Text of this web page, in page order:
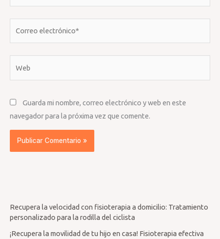
Guarda mi nombre, correo electrónico y web en este
navegador para la próxima vez que comente.
Recupera la velocidad con fisioterapia a domicilio: Tratamiento
personalizado para la rodilla del ciclista
¡Recupera la movilidad de tu hijo en casa! Fisioterapia efectiva